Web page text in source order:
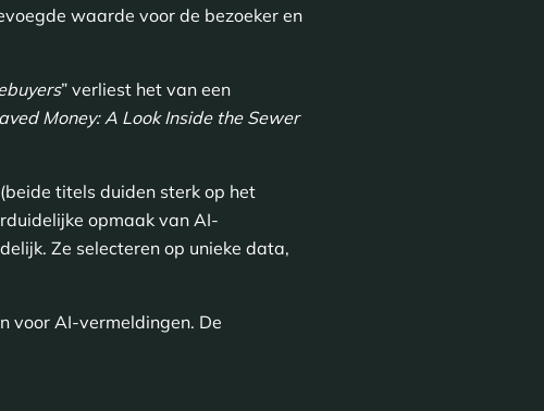
waarde voor de bezoeker en
” verliest het van een
Money: A Look Inside the Sewer
titels duiden sterk op het
opmaak van AI-
Ze selecteren op unieke data,
voor AI-vermeldingen. De